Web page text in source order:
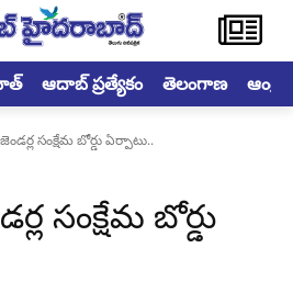
ఆదాబ్ ప్రత్యేకం తెలంగాణ
సంక్షేమ బోర్డు ఏర్పాటు..
సంక్షేమ బోర్డు